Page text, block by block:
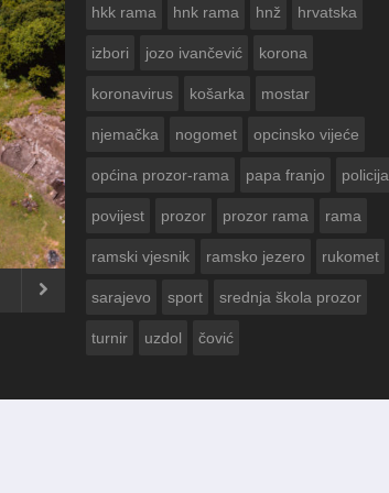
ZA

hkk rama hnk rama hnž hrvatska
izbori jozo ivančević korona
koronavirus košarka mostar
njemačka nogomet opcinsko vijeće
općina prozor-rama papa franjo policija
povijest prozor prozor rama rama
ramski vjesnik ramsko jezero rukomet
sarajevo sport srednja škola prozor
turnir uzdol čović